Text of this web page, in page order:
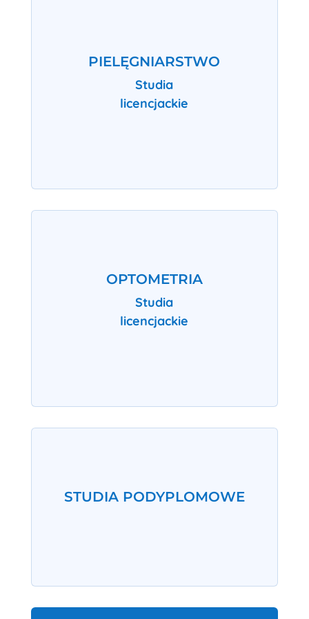
PIELĘGNIARSTWO
Studia
licencjackie
OPTOMETRIA
Studia
licencjackie
STUDIA PODYPLOMOWE